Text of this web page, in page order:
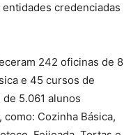
credenciadas
242 oficinas de 8
e 45 cursos de
5.061 alunos
Cozinha Básica,